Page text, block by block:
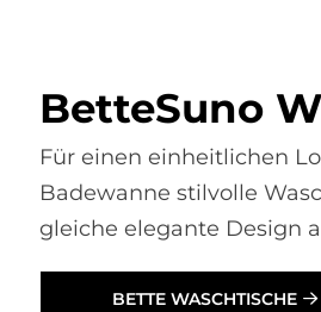
Bet­teSu­no
Für einen einheitlichen
Badewanne stilvolle
gleiche elegante Design
BETTE WASCHTISCHE